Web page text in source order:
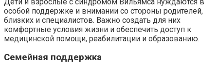
особой поддержке и внимании со стороны родителей,
близких и специалистов. Важно создать для них
комфортные условия жизни и обеспечить доступ к
медицинской помощи, реабилитации и образованию.
Семейная поддержка